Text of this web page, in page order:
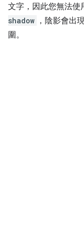
文字，因此您無法使
shadow ，陰影會出
圍。